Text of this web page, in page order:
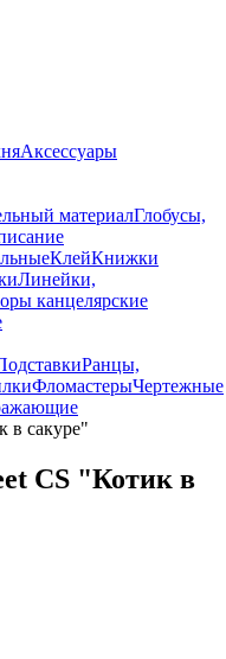
Аксессуары
материалГлобусы,
КлейКнижки
Линейки,
канцелярские
Ранцы,
ФломастерыЧертежные
в сакуре"
CS "Котик в